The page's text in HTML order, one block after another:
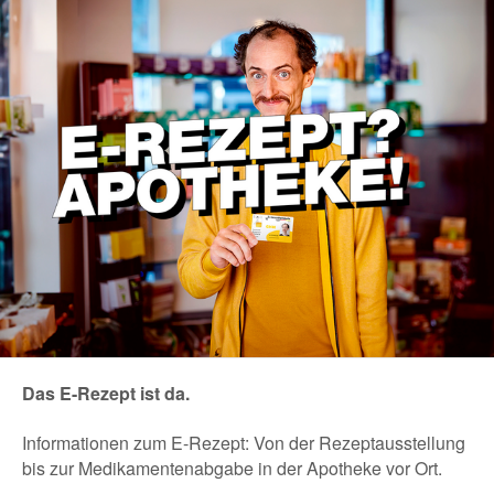
Das E-Rezept ist da.
Informationen zum E-Rezept: Von der Rezeptausstellung
bis zur Medikamentenabgabe in der Apotheke vor Ort.